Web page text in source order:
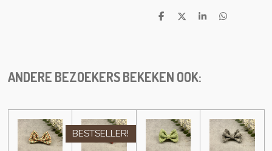
S
S
S
S
ANDERE BEZOEKERS BEKEKEN OOK:
BESTSELLER!